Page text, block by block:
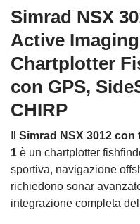
Simrad NSX
Active
Chartplotter
con GPS,
CHIRP
Simrad NSX 3012
1 è un chartplotter
sportiva, navigazione
richiedono sonar
integrazione completa